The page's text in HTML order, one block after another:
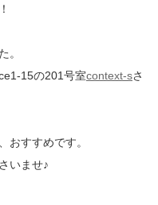
。
15の201号室context-sさ
おすすめです。
いませ♪